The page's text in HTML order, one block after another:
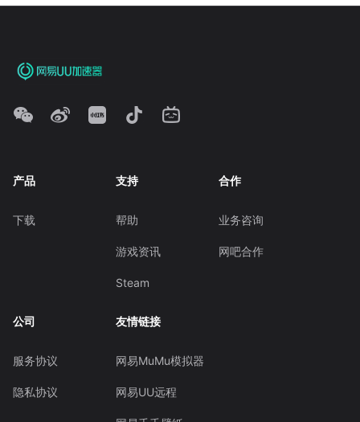
产品
下载
支持
帮助
游戏资讯
Steam
合作
业务咨询
网吧合作
公司
服务协议
隐私协议
友情链接
网易MuMu模拟器
网易UU远程